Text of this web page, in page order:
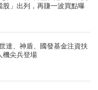
」出列，再賺一波買點曝
達、神盾、國發基金注資扶
機尖兵登場